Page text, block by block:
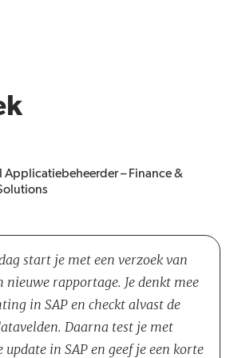
Applicatiebeheerder – Finance &
start je met een verzoek van
nieuwe rapportage. Je denkt mee
in SAP en checkt alvast de
Daarna test je met
in SAP en geef je een korte